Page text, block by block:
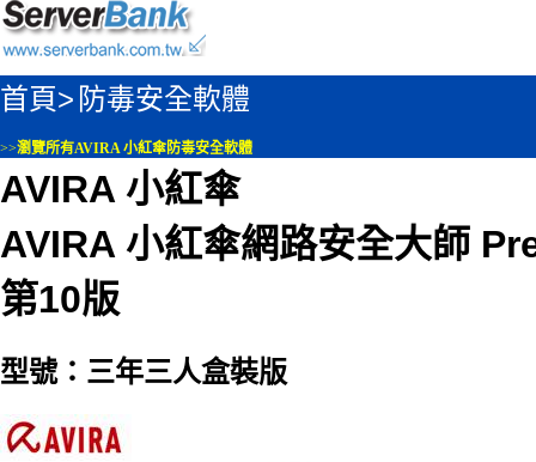
首頁> 防毒安全軟體
>>瀏覽所有AVIRA 小紅傘防毒安全軟體
AVIRA 小紅傘
AVIRA 小紅傘網路安全大師
第10版
型號：三年三人盒裝版